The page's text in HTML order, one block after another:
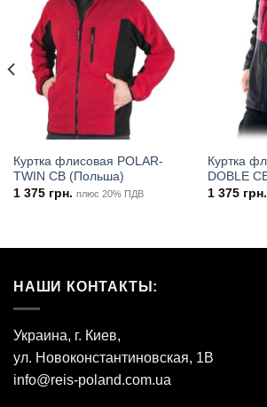
Куртка флисовая POLAR-
TWIN CB (Польша)
1 375 грн. плюс 20% ПДВ
Куртка
DOBLE
1 375 грн.
НАШИ КОНТАКТЫ:
Украина, г. Киев,
ул. Новоконстантиновская, 1В
info@reis-poland.com.ua